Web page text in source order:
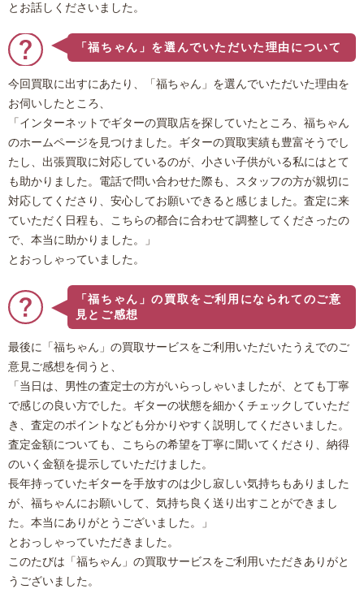
とお話しくださいました。
「福ちゃん」を選んでいただいた理由について
今回買取に出すにあたり、「福ちゃん」を選んでいただいた理由を
お伺いしたところ、
「インターネットでギターの買取店を探していたところ、福ちゃん
のホームページを見つけました。ギターの買取実績も豊富そうでし
たし、出張買取に対応しているのが、小さい子供がいる私にはとて
も助かりました。電話で問い合わせた際も、スタッフの方が親切に
対応してくださり、安心してお願いできると感じました。査定に来
ていただく日程も、こちらの都合に合わせて調整してくださったの
で、本当に助かりました。」
とおっしゃっていました。
「福ちゃん」の買取をご利用になられてのご意
見とご感想
最後に「福ちゃん」の買取サービスをご利用いただいたうえでのご
意見ご感想を伺うと、
「当日は、男性の査定士の方がいらっしゃいましたが、とても丁寧
で感じの良い方でした。ギターの状態を細かくチェックしていただ
き、査定のポイントなども分かりやすく説明してくださいました。
査定金額についても、こちらの希望を丁寧に聞いてくださり、納得
のいく金額を提示していただけました。
長年持っていたギターを手放すのは少し寂しい気持ちもありました
が、福ちゃんにお願いして、気持ち良く送り出すことができまし
た。本当にありがとうございました。」
とおっしゃっていただきました。
このたびは「福ちゃん」の買取サービスをご利用いただきありがと
うございました。